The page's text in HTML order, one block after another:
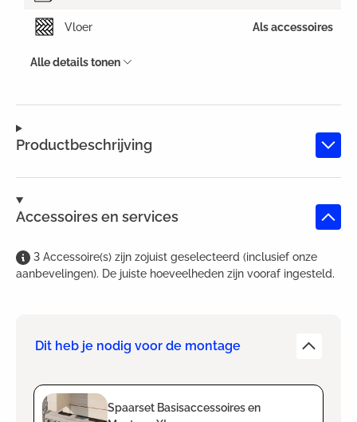
Productbeschrijving
Accessoires en services
3 Accessoire(s) zijn zojuist geselecteerd (inclusief onze
aanbevelingen). De juiste hoeveelheden zijn vooraf ingesteld.
Dit heb je nodig voor de montage
Spaarset Basisaccessoires en
Vloer Als accessoires
Alle details tonen